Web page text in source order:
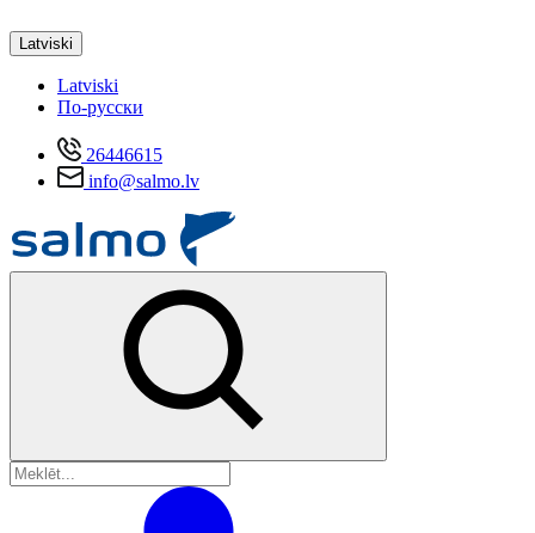
Latviski
Latviski
По-русски
26446615
info@salmo.lv